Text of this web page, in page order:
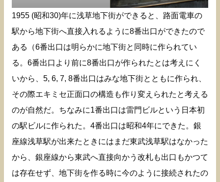
1955 (昭和30)年に浅草地下街ができると、路面電車の
駅から地下街へ直接入れるように8番出口ができたので
ある（6番出口は明らかに地下街と同時に作られてい
る。6番出口より前に8番出口が作られたとは考えにく
いから、5, 6, 7, 8番出口はみな地下街とともに作られ、
その際エキミセ正面口の構造も作り変えられたと考える
のが自然だ。ちなみに1番出口は雷門ビルという日本初
の駅ビルに作られた。4番出口は昭和4年にできた。銀
座線浅草駅が出来たときにはまだ東武浅草駅はなかった
から、銀座線から東武へ直接向かう改札も出口もかつて
は存在せず、地下街を作る時に今のように接続されたの